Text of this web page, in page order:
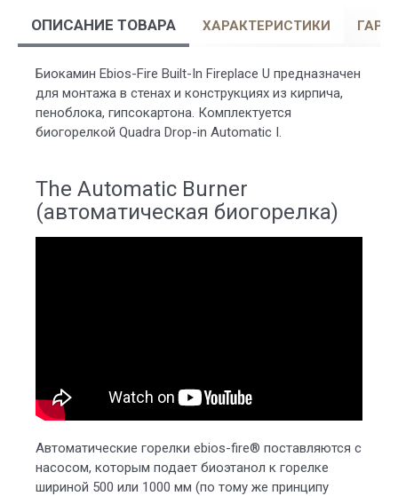
ОПИСАНИЕ ТОВАРА ХАРАКТЕРИСТИКИ
Биокамин Ebios-Fire Built-In Fireplace U предназначен
для монтажа в стенах и конструкциях из кирпича,
пеноблока, гипсокартона. Комплектуется
биогорелкой Quadra Drop-in Automatic I.
The Automatic Burner
(автоматическая биогорелка)
Автоматические горелки ebios-fire® поставляются с
насосом, которым подает биоэтанол к горелке
шириной 500 или 1000 мм (по тому же принципу